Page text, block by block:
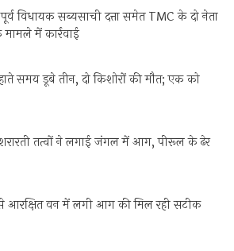
विधायक सब्यसाची दत्ता समेत TMC के दो नेता
में कार्रवाई
समय डूबे तीन, दो किशोरों की मौत; एक को
तत्वों ने लगाई जंगल में आग, पीरूल के ढेर
से आरक्षित वन में लगी आग की मिल रही सटीक